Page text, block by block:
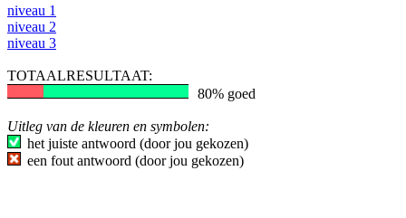
niveau 1
niveau 2
niveau 3
TOTAALRESULTAAT:
80% goed
Uitleg van de kleuren en symbolen:
het juiste antwoord (door jou gekozen)
een fout antwoord (door jou gekozen)